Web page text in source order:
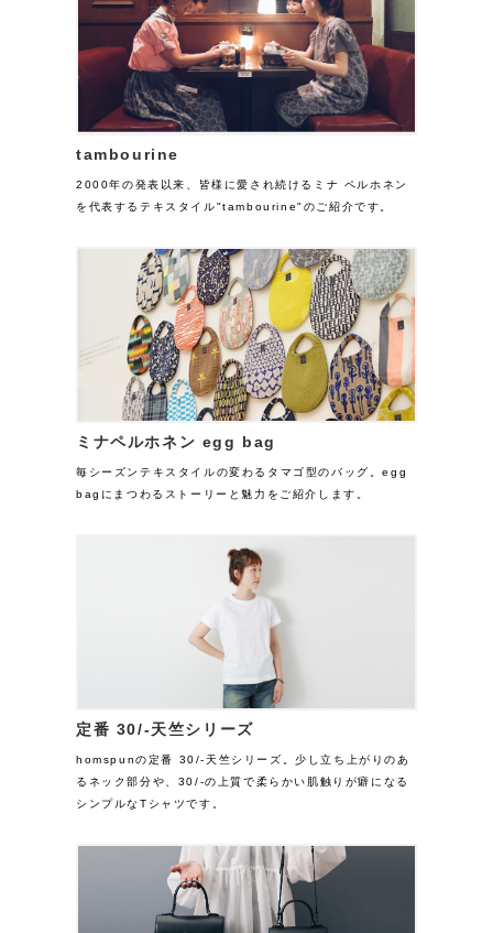
tambourine
2000年の発表以来、皆様に愛され続けるミナ ペルホネン
を代表するテキスタイル"tambourine"のご紹介です。
ミナペルホネン egg bag
毎シーズンテキスタイルの変わるタマゴ型のバッグ。egg
bagにまつわるストーリーと魅力をご紹介します。
定番 30/-天竺シリーズ
homspunの定番 30/-天竺シリーズ。少し立ち上がりのあ
るネック部分や、30/-の上質で柔らかい肌触りが癖になる
シンプルなTシャツです。